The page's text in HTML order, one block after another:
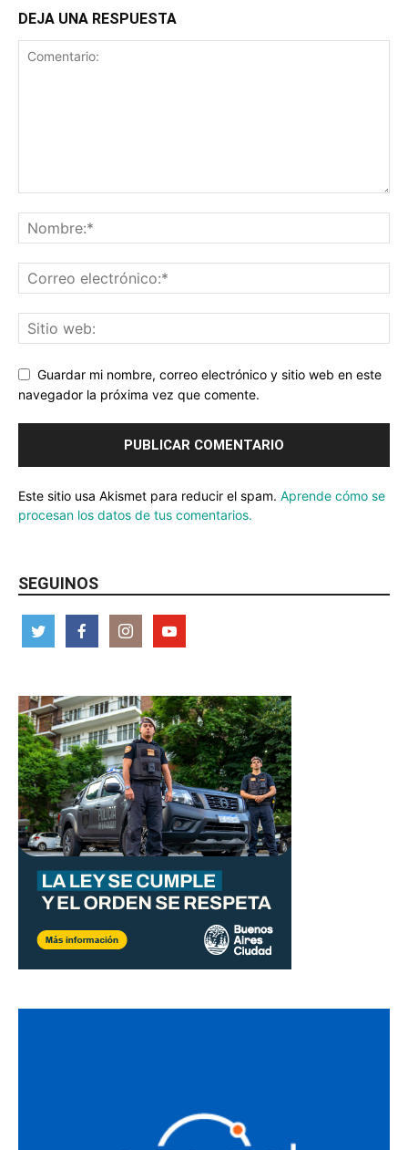
DEJA UNA RESPUESTA
Guardar mi nombre, correo electrónico y sitio web en este
navegador la próxima vez que comente.
Este sitio usa Akismet para reducir el spam. Aprende cómo se
procesan los datos de tus comentarios.
SEGUINOS